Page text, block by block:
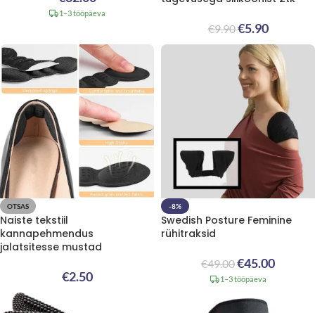
1–3 tööpäeva
€9.90€5.90
OTSAS
Naiste tekstiil
kannapehmendus
jalatsitesse mustad
€2.50
-8%
Swedish Posture Feminine
rühitraksid
€49.00€45.00
1–3 tööpäeva